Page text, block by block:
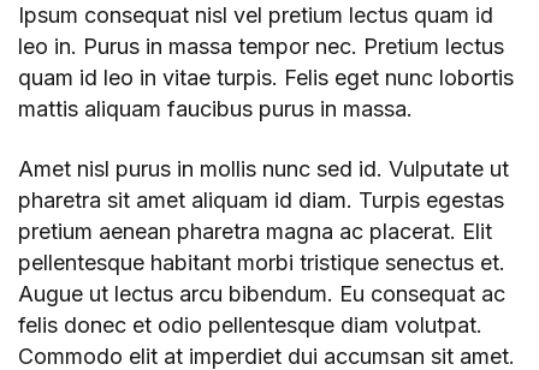
Ipsum consequat nisl vel pretium lectus quam id
leo in. Purus in massa tempor nec. Pretium lectus
quam id leo in vitae turpis. Felis eget nunc lobortis
mattis aliquam faucibus purus in massa.
Amet nisl purus in mollis nunc sed id. Vulputate ut
pharetra sit amet aliquam id diam. Turpis egestas
pretium aenean pharetra magna ac placerat. Elit
pellentesque habitant morbi tristique senectus et.
Augue ut lectus arcu bibendum. Eu consequat ac
felis donec et odio pellentesque diam volutpat.
Commodo elit at imperdiet dui accumsan sit amet.